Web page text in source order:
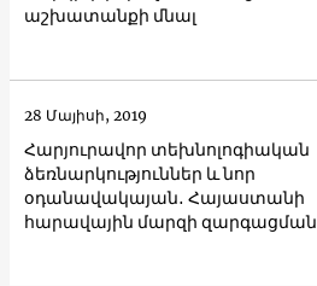
աշխատանքի մնալ
Հարյուրավոր տեխնոլոգիական
ձեռնարկություններ և նոր
օդանավակայան․ Հայաստանի
հարավային մարզի զարգացման
28 Մայիսի, 2019